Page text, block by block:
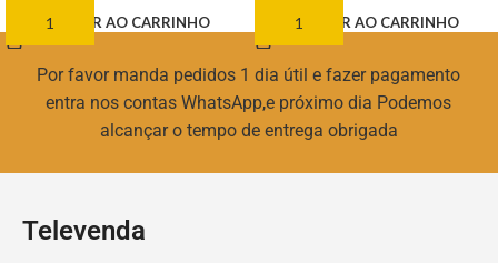
ADICIONAR AO CARRINHO ADICIONAR AO CARRINHO
Por favor manda pedidos 1 dia útil e fazer pagamento
entra nos contas WhatsApp,e próximo dia Podemos
alcançar o tempo de entrega obrigada
Televenda